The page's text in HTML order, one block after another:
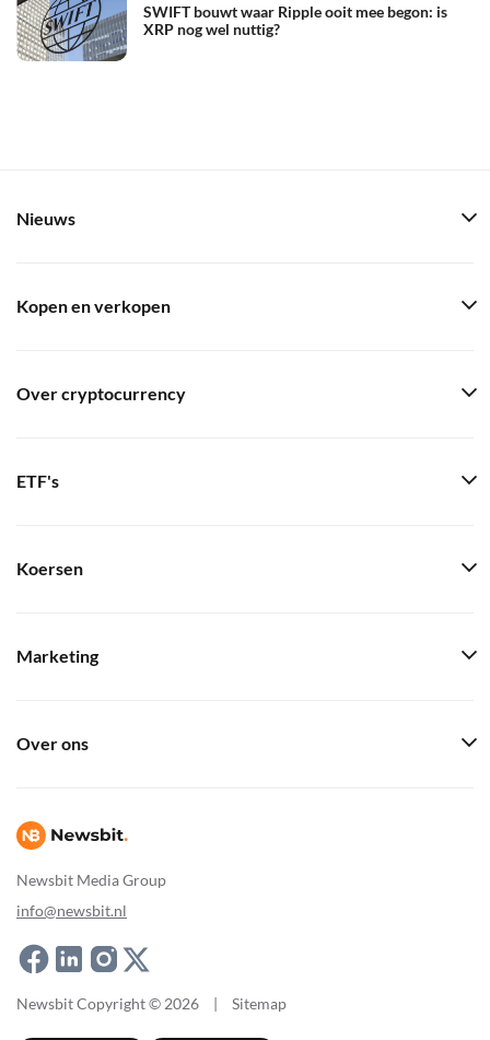
SWIFT bouwt waar Ripple ooit mee begon: is
XRP nog wel nuttig?
Newsbit Media Group
info@newsbit.nl
Nieuws
Kopen en verkopen
Over cryptocurrency
ETF's
Koersen
Marketing
Over ons
Newsbit Copyright © 2026 | Sitemap